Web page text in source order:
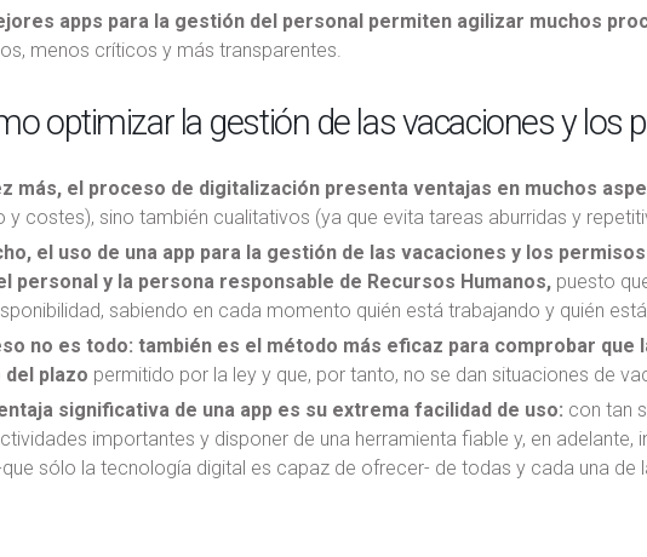
apps para la gestión del personal permiten agilizar muchos
menos críticos y más transparentes.
optimizar la gestión de las vacaciones y los
más, el proceso de digitalización presenta ventajas en muchos
y costes), sino también cualitativos (ya que evita tareas aburridas y
el uso de una app para la gestión de las vacaciones y los
personal y la persona responsable de Recursos Humanos,puesto
sabiendo en cada momento quién está trabajando y quién
no es todo: también es el método más eficaz para comprobar
plazo permitido por la ley y que, por tanto, no se dan situaciones de
significativa de una app es su extrema facilidad de uso: con tan
importantes y disponer de una herramienta fiable y, en adelante,
sólo la tecnología digital es capaz de ofrecer- de todas y cada una de